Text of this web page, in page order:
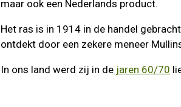
maar ook een Nederlands product.
Het ras is in 1914 in de handel
ontdekt door een zekere meneer
In ons land werd zij in de jaren 60/70